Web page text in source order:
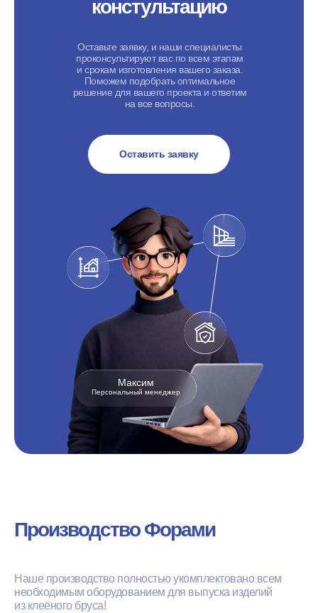
Оставить заявку
Оставьте заявку, и наши специалисты
проконсультируют вас по всем этапам
и срокам изготовления вашего заказа.
Поможем подобрать оптимальное
решение для вашего проекта и ответим
на все вопросы.
констультацию
Максим
Персональный менеджер
Производство Форами
Наше производство полностью укомплектовано всем
необходимым оборудованием для выпуска изделий
из клеёного бруса!